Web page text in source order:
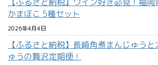
かまぼこ 5種セット
2026年4月4日
【ふるさと納税】長崎角煮まんじゅう
ゅうの贅沢定期便！